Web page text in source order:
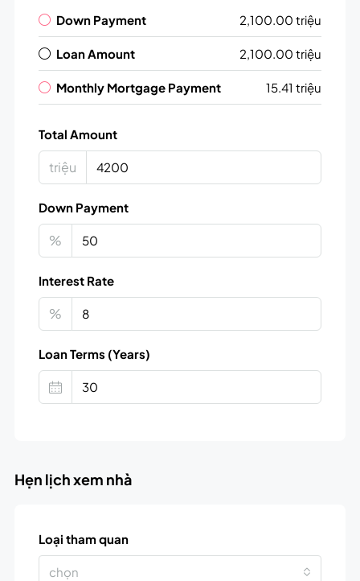
Down Payment 2,100.00 triệu
Loan Amount 2,100.00 triệu
Monthly Mortgage Payment 15.41 triệu
Total Amount
triệu
Down Payment
%
Interest Rate
%
Loan Terms (Years)
Hẹn lịch xem nhà
Loại tham quan
chọn